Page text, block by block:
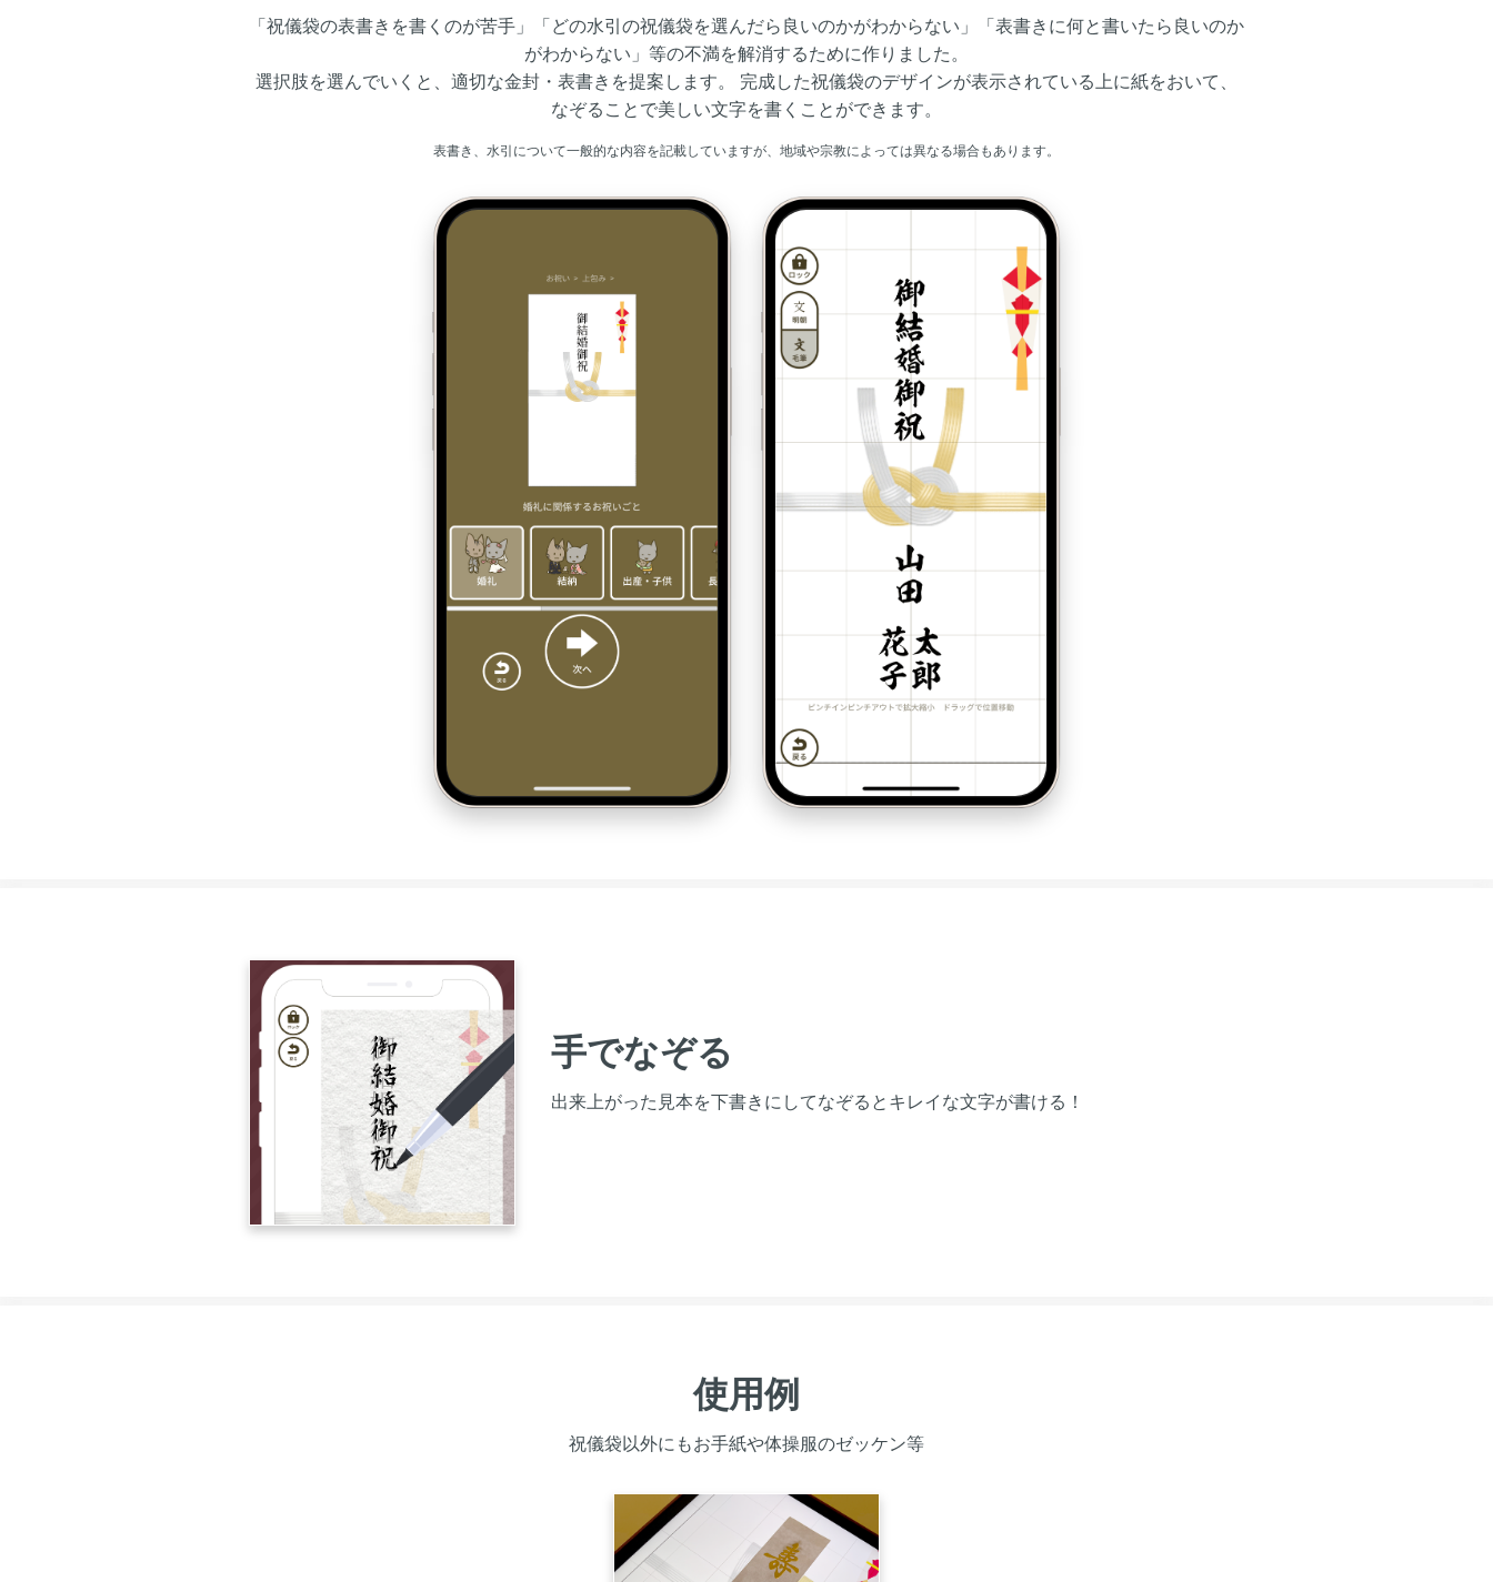
「祝儀袋の表書きを書くのが苦手」「どの水引の祝儀袋を選んだら良いのかがわからない」「表書きに何と書いたら良いのか
がわからない」等の不満を解消するために作りました。
選択肢を選んでいくと、適切な金封・表書きを提案します。
完成した祝儀袋のデザインが表示されている上に紙をおいて、
なぞることで美しい文字を書くことができます。
表書き、水引について一般的な内容を記載していますが、地域や宗教によっては異なる場合もあります。
手でなぞる
出来上がった見本を下書きにしてなぞるとキレイな文字が書ける！
使用例
祝儀袋以外にもお手紙や体操服のゼッケン等